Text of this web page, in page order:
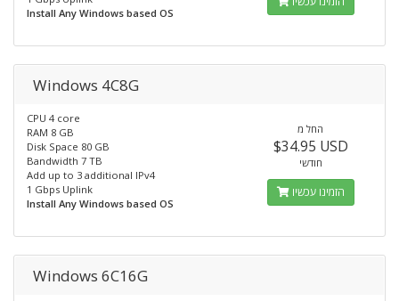
Install Any Windows based OS
Windows 4C8G
CPU 4 core
RAM 8 GB
Disk Space 80 GB
Bandwidth 7 TB
Add up to 3 additional IPv4
1 Gbps Uplink
Install Any Windows based OS
החל מ
$34.95 USD
חודשי
הזמינו עכשיו
Windows 6C16G